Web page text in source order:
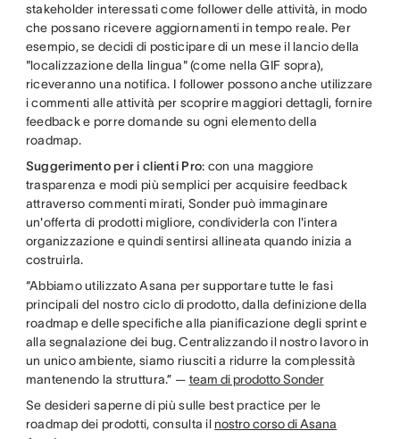
stakeholder interessati come follower delle attività, in modo
che possano ricevere aggiornamenti in tempo reale. Per
esempio, se decidi di posticipare di un mese il lancio della
"localizzazione della lingua" (come nella GIF sopra),
riceveranno una notifica. I follower possono anche utilizzare
i commenti alle attività per scoprire maggiori dettagli, fornire
feedback e porre domande su ogni elemento della
roadmap.
Suggerimento per i clienti Pro: con una maggiore
trasparenza e modi più semplici per acquisire feedback
attraverso commenti mirati, Sonder può immaginare
un'offerta di prodotti migliore, condividerla con l'intera
organizzazione e quindi sentirsi allineata quando inizia a
costruirla.
“Abbiamo utilizzato Asana per supportare tutte le fasi
principali del nostro ciclo di prodotto, dalla definizione della
roadmap e delle specifiche alla pianificazione degli sprint e
alla segnalazione dei bug. Centralizzando il nostro lavoro in
un unico ambiente, siamo riusciti a ridurre la complessità
mantenendo la struttura.” — team di prodotto Sonder
Se desideri saperne di più sulle best practice per le
roadmap dei prodotti, consulta il nostro corso di Asana